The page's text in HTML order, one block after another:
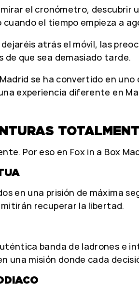
el cronómetro,
cuando el tiempo empieza a
atrás el móvil, las
de que sea demasiado tarde.
se ha convertido en
experiencia diferente en
Por eso en Fox in a Box
en una prisión de máxima
recuperar la libertad.
banda de ladrones e
una misión donde cada